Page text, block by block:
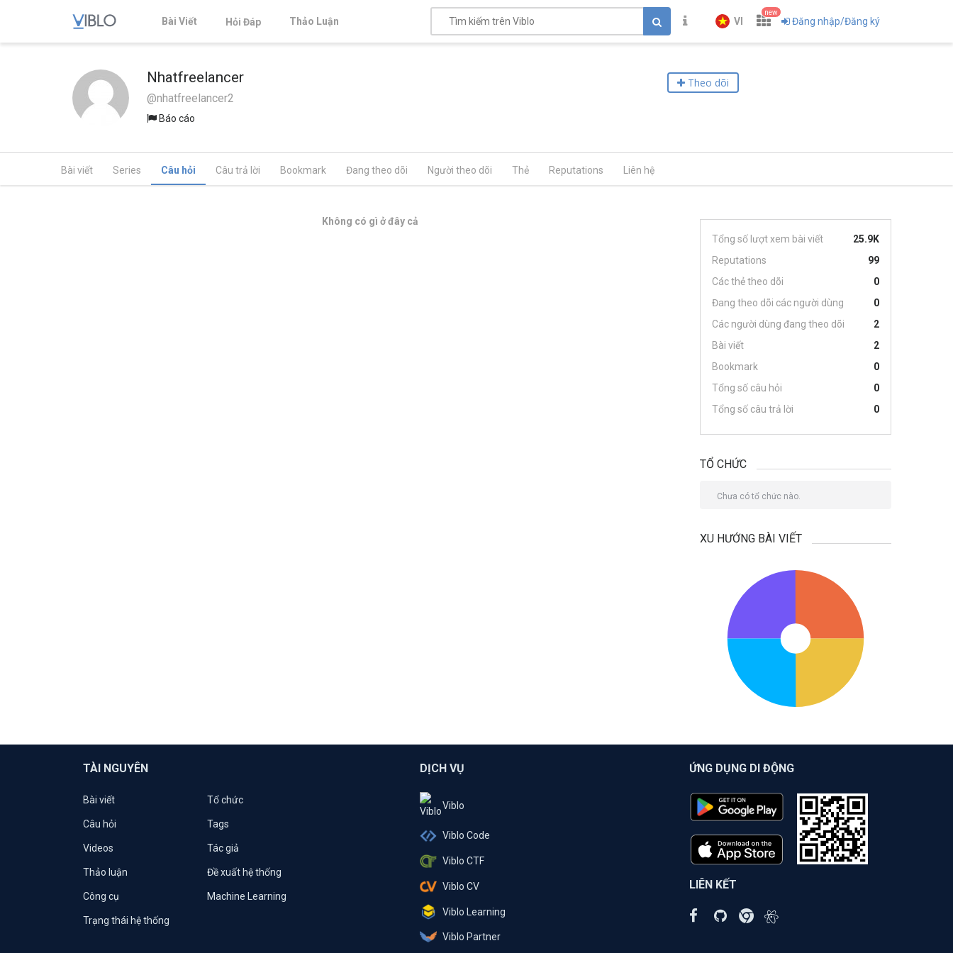
Bài Viết Hỏi Đáp Thảo Luận VI
new
Đăng nhập/Đăng ký
Nhatfreelancer
@nhatfreelancer2
Báo cáo
Theo dõi
Bài viết Series Câu hỏi Câu trả lời Bookmark Đang theo dõi Người theo dõi Thẻ Reputations Liên hệ
Không có gì ở đây cả
Tổng số lượt xem bài viết
25.9K
Reputations
99
Các thẻ theo dõi
0
Đang theo dõi các người dùng
0
Các người dùng đang theo dõi
2
Bài viết
2
Bookmark
0
Tổng số câu hỏi
0
Tổng số câu trả lời
0
TỔ CHỨC
Chưa có tổ chức nào.
XU HƯỚNG BÀI VIẾT
TÀI NGUYÊN
Bài viết Tổ chức
Câu hỏi Tags
Videos Tác giả
Thảo luận Đề xuất hệ thống
Công cụ Machine Learning
Trạng thái hệ thống
DỊCH VỤ
Viblo
Viblo Code
Viblo CTF
Viblo CV
Viblo Learning
Viblo Partner
ỨNG DỤNG DI ĐỘNG
LIÊN KẾT